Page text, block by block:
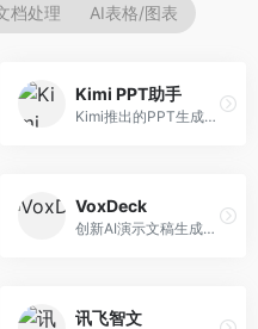
档处理 AI表格/图表
Kimi PPT助手
Kimi推出的PPT生成智能体，整合长文本处理能力。面向职场人士和学生，支持文档解析、PPT生成、内容优化等服务，与Kimi生态深度整合。
VoxDeck
创新AI演示文稿生成工具，支持语音交互创作。面向职场人士，支持语音输入、PPT生成、内容优化等功能，语音创作体验便捷。
讯飞智文